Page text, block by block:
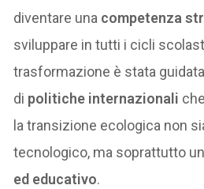
diventare una competenza
sviluppare in tutti i cicli
trasformazione è stata
di politiche internazionali
la transizione ecologica non
tecnologico, ma soprattutto
ed educativo.